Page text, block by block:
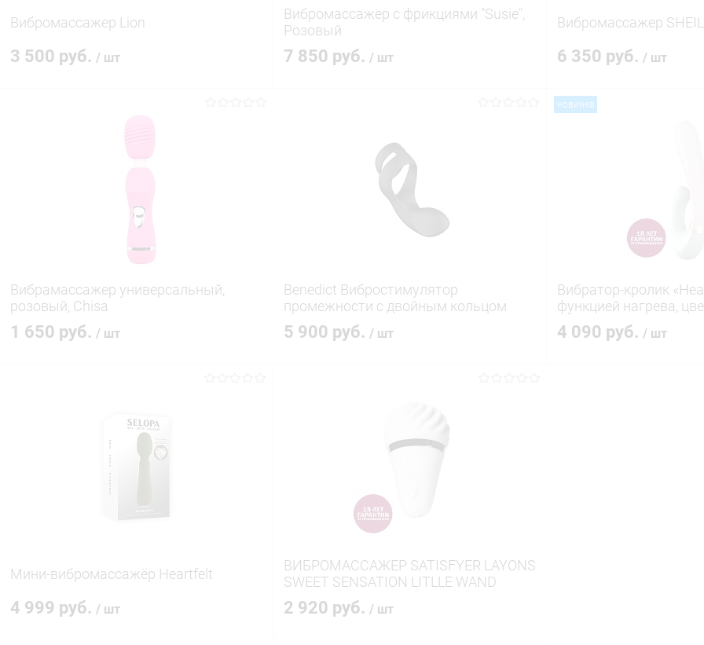
Вибромассажер Lion
3 500 руб. / шт
В корзину
Вибромассажер с фрикциями "Susie",
Розовый
7 850 руб. / шт
Вибромассажер
6 350 руб. / шт
Вибрамассажер универсальный,
розовый, Chisa
1 650 руб. / шт
Benedict Вибростимулятор
промежности с двойным кольцом
5 900 руб. / шт
новинка
Вибратор-кролик
функцией нагрева,
4 090 руб. / шт
Мини-вибромассажёр Heartfelt
4 999 руб. / шт
ВИБРОМАССАЖЕР SATISFYER LAYONS
SWEET SENSATION LITLLE WAND
2 920 руб. / шт